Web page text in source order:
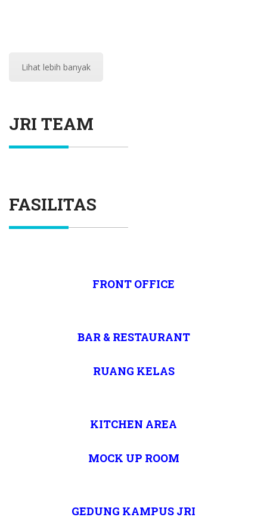
Lihat lebih banyak
JRI TEAM
FASILITAS
FRONT OFFICE
BAR & RESTAURANT
RUANG KELAS
KITCHEN AREA
MOCK UP ROOM
GEDUNG KAMPUS JRI